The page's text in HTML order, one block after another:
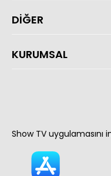
DİĞER
KURUMSAL
Show TV uygulamasını